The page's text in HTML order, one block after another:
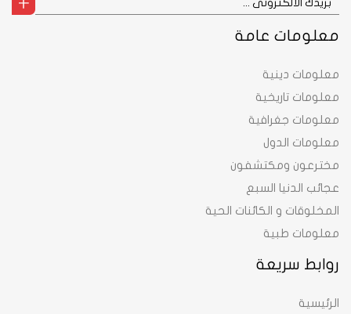
روابط سريعة
الرئيسية
معلومات عامة
معلومات دينية
معلومات تاريخية
معلومات جغرافية
معلومات الدول
مخترعون ومكتشفون
عجائب الدنيا السبع
المخلوقات و الكائنات الحية
معلومات طبية